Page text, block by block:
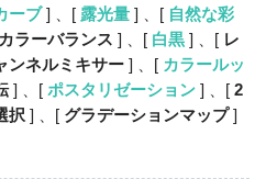
ーブ] 、[ 露光量] 、[ 自然な彩
カラーバランス ] 、[ 白黒] 、[ レ
ンネルミキサー] 、[ カラールッ
] 、[ ポスタリゼーション] 、[ 2
択] 、[ グラデーションマップ]